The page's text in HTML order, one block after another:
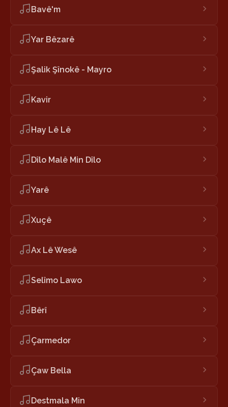
Bavê'm
Yar Bêzarê
Şalik Şînokê - Mayro
Kavir
Hay Lê Lê
Dîlo Malê Min Dîlo
Yarê
Xuçê
Ax Lê Wesê
Selîmo Lawo
Bêrî
Çarmedor
Çaw Bella
Destmala Min